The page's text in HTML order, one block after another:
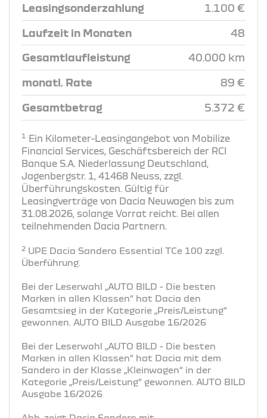
Leasingsonderzahlung 1.100 €
Laufzeit in Monaten 48
Gesamtlaufleistung 40.000 km
monatl. Rate 89 €
Gesamtbetrag 5.372 €
1
Ein Kilometer-Leasingangebot von Mobilize
Financial Services, Geschäftsbereich der RCI
Banque S.A. Niederlassung Deutschland,
Jagenbergstr. 1, 41468 Neuss, zzgl.
Überführungskosten. Gültig für
Leasingverträge von Dacia Neuwagen bis zum
31.08.2026, solange Vorrat reicht. Bei allen
teilnehmenden Dacia Partnern.
2 UPE Dacia Sandero Essential TCe 100 zzgl.
Überführung.
Bei der Leserwahl „AUTO BILD - Die besten
Marken in allen Klassen“ hat Dacia den
Gesamtsieg in der Kategorie „Preis/Leistung“
gewonnen. AUTO BILD Ausgabe 16/2026
Bei der Leserwahl „AUTO BILD - Die besten
Marken in allen Klassen“ hat Dacia mit dem
Sandero in der Klasse „Kleinwagen“ in der
Kategorie „Preis/Leistung“ gewonnen. AUTO BILD
Ausgabe 16/2026